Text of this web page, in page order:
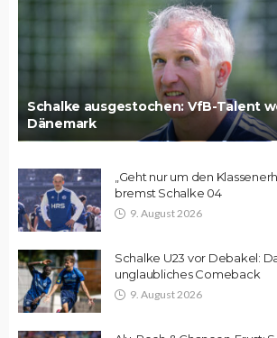
Schalke ausgestochen: VfB-Talent
Dänemark
„Geht nur um den
bremst Schalke 04
9. August 2026
Schalke U23 vor Debakel:
unglaubliches Comeback
9. August 2026